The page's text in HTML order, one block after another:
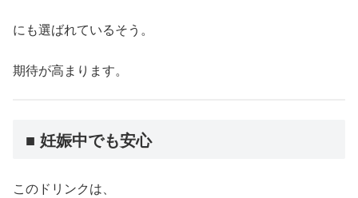
にも選ばれているそう。
期待が高まります。
■ 妊娠中でも安心
このドリンクは、